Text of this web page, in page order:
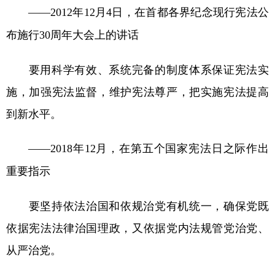
——2012年12月4日，在首都各界纪念现行宪法公
布施行30周年大会上的讲话
要用科学有效、系统完备的制度体系保证宪法实
施，加强宪法监督，维护宪法尊严，把实施宪法提高
到新水平。
——2018年12月，在第五个国家宪法日之际作出
重要指示
要坚持依法治国和依规治党有机统一，确保党既
依据宪法法律治国理政，又依据党内法规管党治党、
从严治党。